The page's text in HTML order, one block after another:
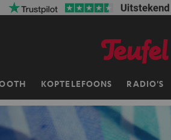
KOPTELEFOONS RADIO'S